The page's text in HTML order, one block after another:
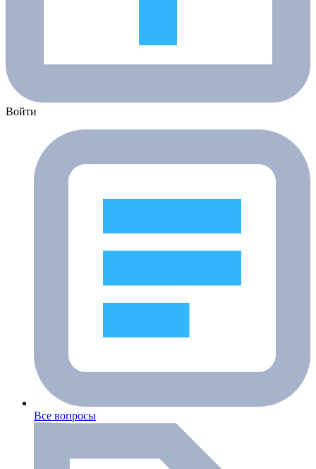
Войти
Все вопросы